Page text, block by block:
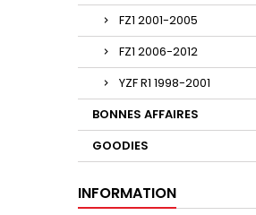
FZ1 2001-2005
FZ1 2006-2012
YZF R1 1998-2001
BONNES AFFAIRES
GOODIES
INFORMATION